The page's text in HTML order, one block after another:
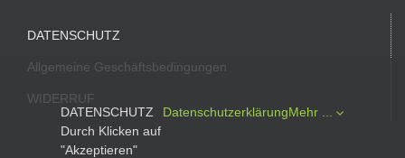
DATENSCHUTZ
Allgemeine Geschäftsbedingungen
WIDERRUF
DATENSCHUTZ
Durch Klicken auf
"Akzeptieren"
DatenschutzerklärungMehr ...